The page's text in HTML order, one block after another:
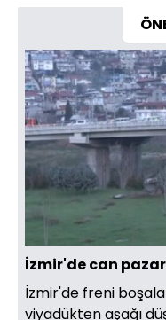
İzmir'de can
İzmir'de freni
viyadükten aşağı